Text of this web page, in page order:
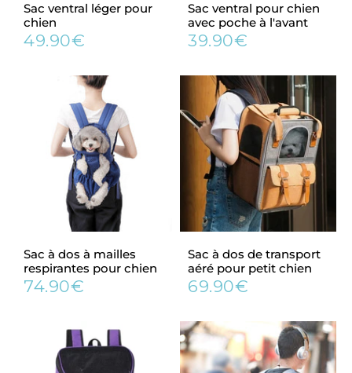
Sac ventral léger pour
chien
Prix
49.90€
Sac ventral pour chien
avec poche à l'avant
Prix
39.90€
Sac à dos à mailles
respirantes pour chien
Prix
74.90€
Sac à dos de transport
aéré pour petit chien
Prix
69.90€